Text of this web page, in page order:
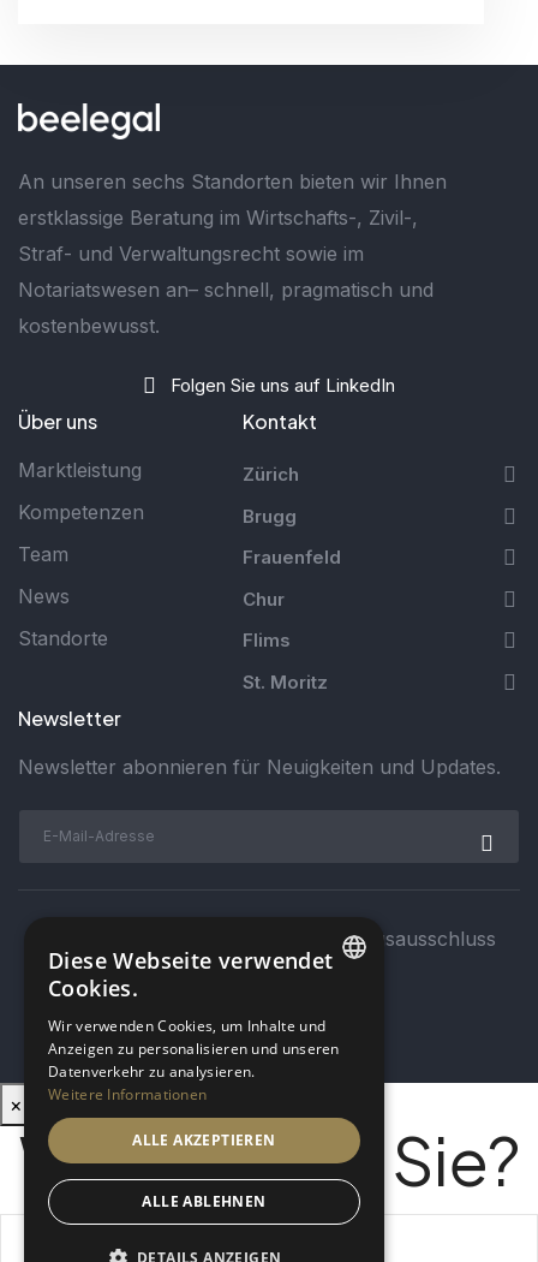
An unseren sechs Standorten bieten wir Ihnen
erstklassige Beratung im Wirtschafts-, Zivil-,
Straf- und Verwaltungsrecht sowie im
Notariatswesen an– schnell, pragmatisch und
kostenbewusst.
Folgen Sie uns auf LinkedIn
Über uns
Marktleistung
Kompetenzen
Team
News
Standorte
Kontakt
Zürich
Brugg
Frauenfeld
Chur
Flims
St. Moritz
Newsletter
Newsletter abonnieren für Neuigkeiten und Updates.
© beecorporate
Haftungsausschluss
×
Was suchen Sie?
Diese Webseite verwendet
Cookies.
Wir verwenden Cookies, um Inhalte und
Anzeigen zu personalisieren und unseren
Datenverkehr zu analysieren.
Weitere Informationen
ALLE AKZEPTIEREN
ALLE ABLEHNEN
DETAILS ANZEIGEN